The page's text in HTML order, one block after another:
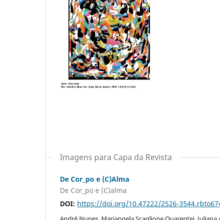
Imagens para Capa da Revista
De Cor_po e (C)Alma
De Cor_po e (C)alma
DOI: https://doi.org/10.47222/2526-